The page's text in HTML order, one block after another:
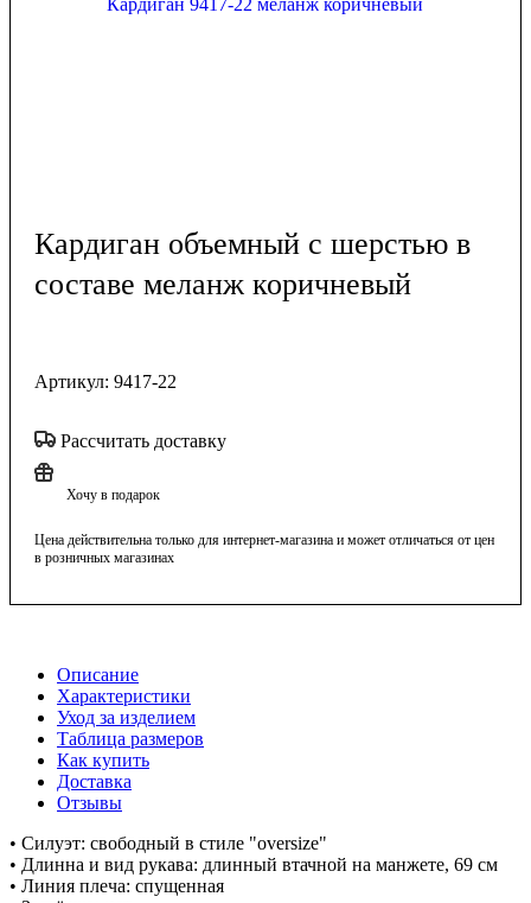
Кардиган объемный с шерстью в
составе меланж коричневый
Артикул: 9417-22
Рассчитать доставку
Хочу в подарок
Цена действительна только для интернет-магазина и может отличаться от цен
в розничных магазинах
Описание
Характеристики
Уход за изделием
Таблица размеров
Как купить
Доставка
Отзывы
• Силуэт: свободный в стиле "oversize"
• Длинна и вид рукава: длинный втачной на манжете, 69 см
• Линия плеча: спущенная